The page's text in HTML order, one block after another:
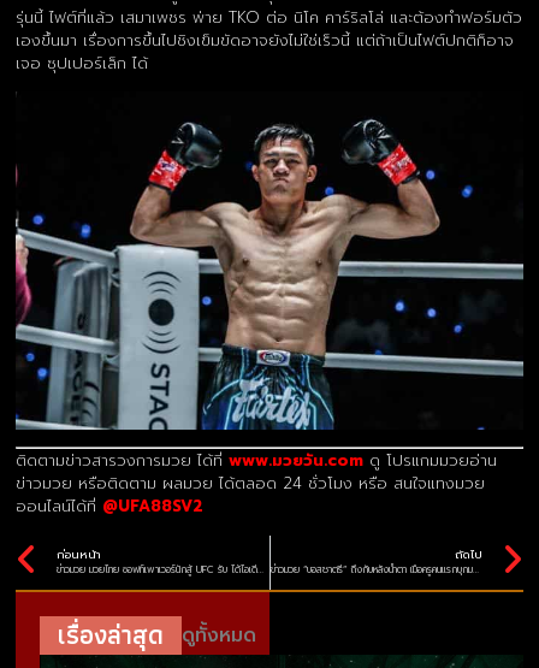
รุ่นนี้ ไฟต์ที่แล้ว เสมาเพชร พ่าย TKO ต่อ นิโค คาร์ริลโล่ และต้องทำฟอร์มตัว
เองขึ้นมา เรื่องการขึ้นไปชิงเข็มขัดอาจยังไม่ใช่เร็วนี้ แต่ถ้าเป็นไฟต์ปกติก็อาจ
เจอ ซุปเปอร์เล็ก ได้
ติดตามข่าวสารวงการมวย ได้ที่www.มวยวัน.com ดู โปรแกมมวยอ่าน
ข่าวมวย หรือติดตาม ผลมวย ได้ตลอด 24 ชั่วโมง หรือ สนใจแทงมวย
ออนไลน์ได้ที่ @UFA88SV2
ก่อนหน้า
ข่าวมวย มวยไทย ซอฟท์เพาเวอร์นักสู้ UFC รับ ได้ไอเดียสับศอกจากไฟต์ซุปเปอร์เล็กน็อกแฮกเกอร์ตี้
ถัดไป
ข่าวมวย “บอสชาตรี” ถึงกับหลั่งน้ำตา เมื่อครูคนแรกบุกมอบสายดำให้
เรื่องล่าสุด ดูทั้งหมด